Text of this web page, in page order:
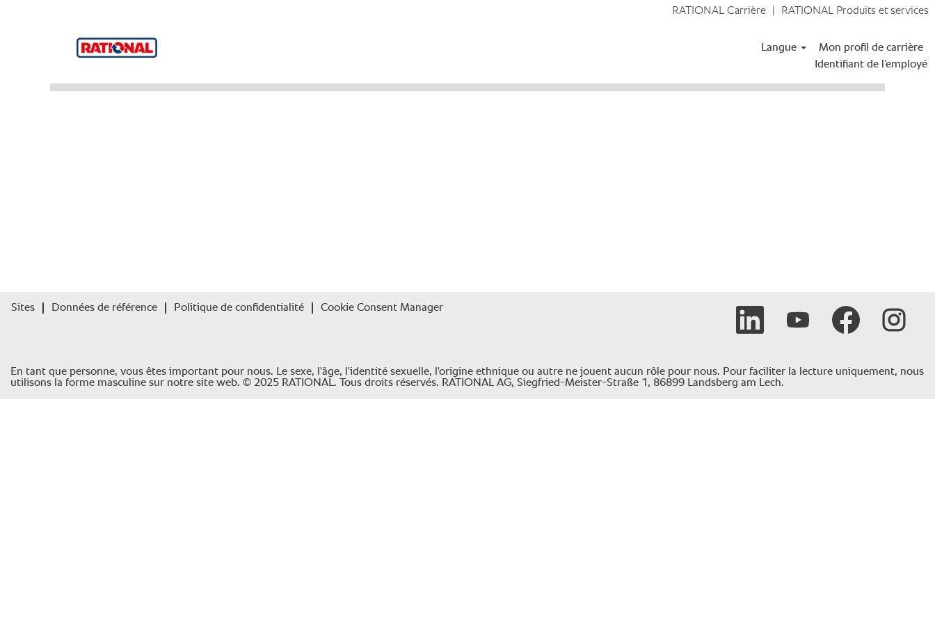
RATIONAL Carrière RATIONAL Produits et services
Langue
Mon profil de carrière
Identifiant de l’employé
Sites Données de référence Politique de confidentialité Cookie Consent Manager S’ouvre dans un nouvel onglet.
S’ouvre dans un nouvel onglet.
S’ouvre dans un
S’ouvre
En tant que personne, vous êtes important pour nous. Le sexe, l'âge, l'identité sexuelle, l'origine ethnique ou autre ne jouent aucun rôle pour nous. Pour faciliter la lecture uniquement, nous
utilisons la forme masculine sur notre site web. © 2025 RATIONAL. Tous droits réservés. RATIONAL AG, Siegfried-Meister-Straße 1, 86899 Landsberg am Lech.